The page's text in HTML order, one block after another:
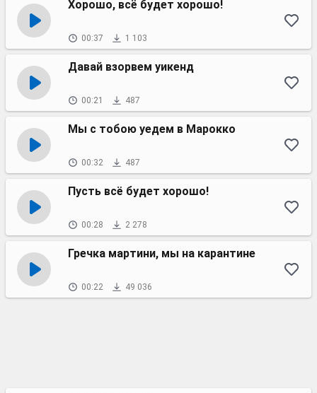
Хорошо, всё будет хорошо!
00:37 1 103
Давай взорвем уикенд
00:21 487
Мы с тобою уедем в Марокко
00:32 487
Пусть всё будет хорошо!
00:28 2 278
Гречка мартини, мы на карантине
00:22 49 036